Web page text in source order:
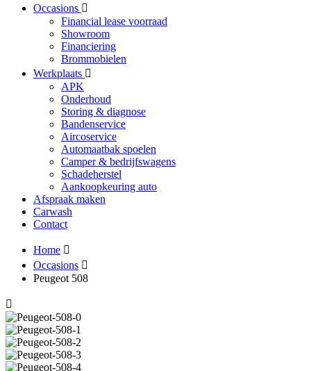
Occasions
Financial lease voorraad
Showroom
Financiering
Brommobielen
Werkplaats
APK
Onderhoud
Storing & diagnose
Bandenservice
Aircoservice
Automaatbak spoelen
Camper & bedrijfswagens
Schadeherstel
Aankoopkeuring auto
Afspraak maken
Carwash
Contact
Home
Occasions
Peugeot 508